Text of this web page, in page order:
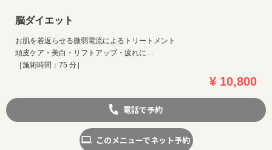
脳ダイエット
お肌を若返らせる微弱電流によるトリートメント
頭皮ケア・美白・リフトアップ・疲れに…
［施術時間：75 分］
¥ 10,800
電話で予約
このメニューでネット予約